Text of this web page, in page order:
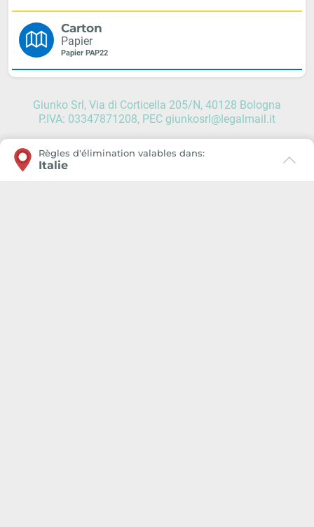
Carton
Papier
Papier PAP22
Giunko Srl, Via di Corticella 205/N, 40128 Bologna
P.IVA: 03347871208, PEC giunkosrl@legalmail.it
Règles d'élimination valables dans:
Italie